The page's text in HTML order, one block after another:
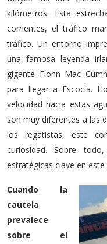
kilómetros. Esta
corrientes, el tráfico
tráfico. Un entorno
una famosa leyenda
gigante Fionn Mac
para llegar a Escocia.
velocidad hacia estas
son muy diferentes a las
los regatistas, este
curiosidad. Sobre
estratégicas clave en
Cuando la
cautela
prevalece
sobre el